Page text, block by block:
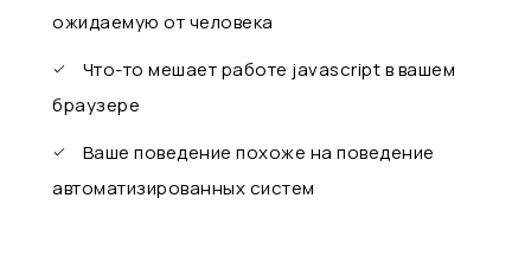
ожидаемую от человека
Что-то мешает работе javascript в вашем
браузере
Ваше поведение похоже на поведение
автоматизированных систем